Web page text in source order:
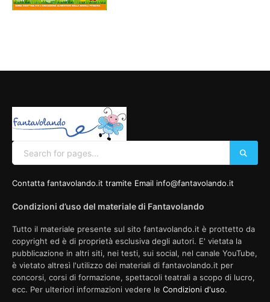
Contatta fantavolando.it tramite Email info@fantavolando.it
Condizioni d’uso del materiale di Fantavolando
Tutto il materiale presente sul sito fantavolando.it è prottetto da
copyright ed è di proprietà esclusiva degli autori. E' vietata la
pubblicazione in altri siti, nei testi, sui social, nel canale YouTube,
è vietato altresì l'utilizzo dei materiali di fantavolando.it per
concorsi, corsi di formazione, spettacoli teatrali a scopo di lucro,
ecc. Per ulteriori informazioni vedere le Condizioni d'uso.